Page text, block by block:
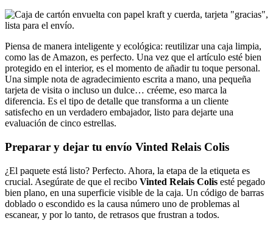
Piensa de manera inteligente y ecológica: reutilizar una caja limpia,
como las de Amazon, es perfecto. Una vez que el artículo esté bien
protegido en el interior, es el momento de añadir tu toque personal.
Una simple nota de agradecimiento escrita a mano, una pequeña
tarjeta de visita o incluso un dulce… créeme, eso marca la
diferencia. Es el tipo de detalle que transforma a un cliente
satisfecho en un verdadero embajador, listo para dejarte una
evaluación de cinco estrellas.
Preparar y dejar tu envío Vinted Relais Colis
¿El paquete está listo? Perfecto. Ahora, la etapa de la etiqueta es
crucial. Asegúrate de que el recibo Vinted Relais Colis esté pegado
bien plano, en una superficie visible de la caja. Un código de barras
doblado o escondido es la causa número uno de problemas al
escanear, y por lo tanto, de retrasos que frustran a todos.